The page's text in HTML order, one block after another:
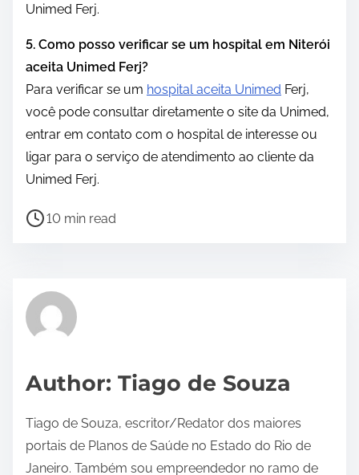
Unimed Ferj.
5. Como posso verificar se um hospital em Niterói
aceita Unimed Ferj?
Para verificar se um hospital aceita Unimed Ferj,
você pode consultar diretamente o site da Unimed,
entrar em contato com o hospital de interesse ou
ligar para o serviço de atendimento ao cliente da
Unimed Ferj.
P
r
e
t
i
e
10 min read
Author: Tiago de Souza
Tiago de Souza, escritor/Redator dos maiores
portais de Planos de Saúde no Estado do Rio de
Janeiro. Também sou empreendedor no ramo de